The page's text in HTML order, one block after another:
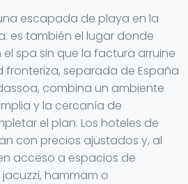
escapada de playa en la
es también el lugar donde
spa sin que la factura arruine
fronteriza, separada de España
combina un ambiente
y la cercanía de
el plan. Los hoteles de
con precios ajustados y, al
acceso a espacios de
hammam o